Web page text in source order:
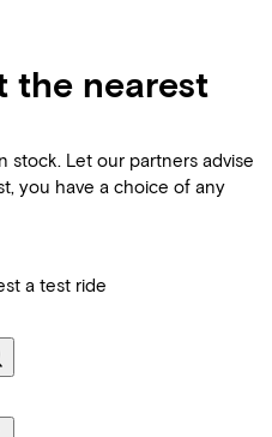
the nearest
stock. Let our partners advise
you have a choice of any
a test ride